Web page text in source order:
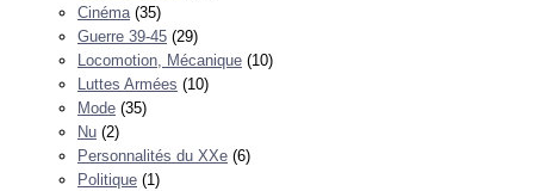
Cinéma (35)
Guerre 39-45 (29)
Locomotion, Mécanique (10)
Luttes Armées (10)
Mode (35)
Nu (2)
Personnalités du XXe (6)
Politique (1)